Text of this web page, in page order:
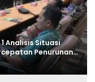
Analisis Situasi
Penurunan